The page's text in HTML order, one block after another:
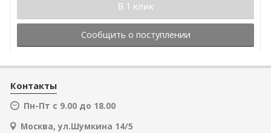
В 1 клик
Сообщить о поступлении
Контакты
Пн-Пт с 9.00 до 18.00
Москва, ул.Шумкина 14/5